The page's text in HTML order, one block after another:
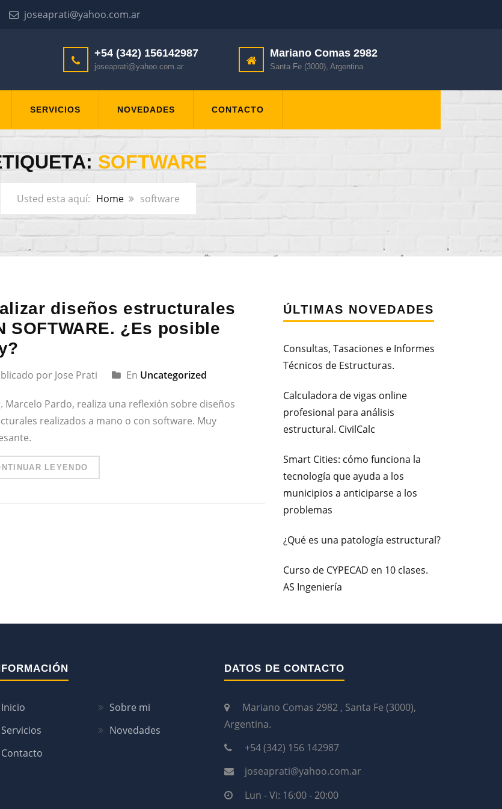
joseaprati@yahoo.com.ar
+54 (342) 156142987
joseaprati@yahoo.com.ar
Mariano Comas 2982
Santa Fe (3000), Argentina
SERVICIOS NOVEDADES CONTACTO
SOFTWARE
Home software
diseños estructurales
SOFTWARE. ¿Es posible
por Jose Prati En Uncategorized
Marcelo Pardo, realiza una reflexión sobre diseños
realizados a mano o con software. Muy
LEYENDO
ÚLTIMAS NOVEDADES
Consultas, Tasaciones e Informes
Técnicos de Estructuras.
Calculadora de vigas online
profesional para análisis
estructural. CivilCalc
Smart Cities: cómo funciona la
tecnología que ayuda a los
municipios a anticiparse a los
problemas
¿Qué es una patología estructural?
Curso de CYPECAD en 10 clases.
AS Ingeniería
Inicio
Sobre mi
Servicios
Novedades
Contacto
DATOS DE CONTACTO
Mariano Comas 2982 , Santa Fe (3000),
Argentina.
+54 (342) 156 142987
joseaprati@yahoo.com.ar
Lun - Vi: 16:00 - 20:00